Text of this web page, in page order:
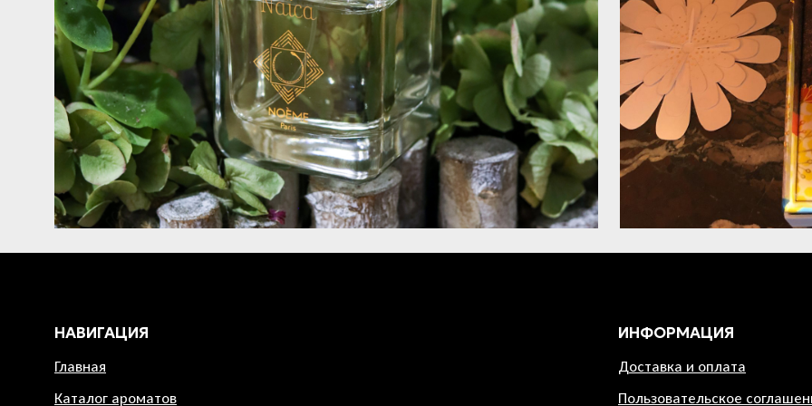
НАВИГАЦИЯ
Главная
Каталог ароматов
ИНФОРМАЦИЯ
Доставка и оплата
Пользовательское